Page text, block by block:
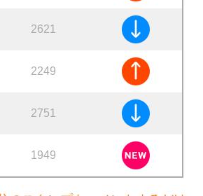
2621
2249
2751
1949